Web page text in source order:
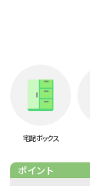
宅配ボックス
ポイント